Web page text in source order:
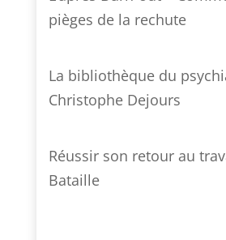
pièges de la rechute
La bibliothèque du
Christophe Dejours
Réussir son retour au
Bataille